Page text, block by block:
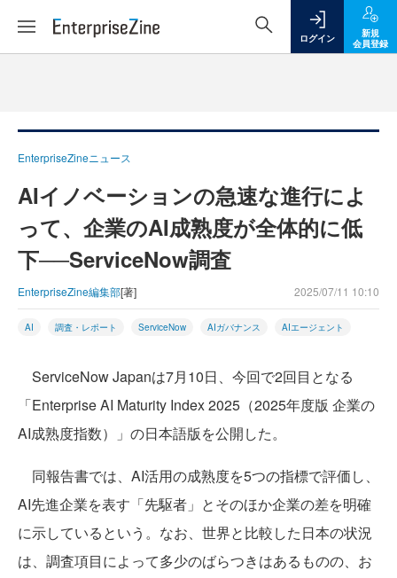
ログイン
新規
会員登録
EnterpriseZineニュース
AIイノベーションの急速な進行によ
って、企業のAI成熟度が全体的に低
下──ServiceNow調査
EnterpriseZine編集部[著] 2025/07/11 10:10
AI 調査・レポート ServiceNow AIガバナンス AIエージェント
ServiceNow Japanは7月10日、今回で2回目となる
「Enterprise AI Maturity Index 2025（2025年度版 企業の
AI成熟度指数）」の日本語版を公開した。
同報告書では、AI活用の成熟度を5つの指標で評価し、
AI先進企業を表す「先駆者」とそのほか企業の差を明確
に示しているという。なお、世界と比較した日本の状況
は、調査項目によって多少のばらつきはあるものの、お